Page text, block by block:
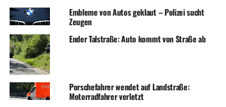
Embleme von Autos geklaut – Polizei sucht
Zeugen
Ender Talstraße: Auto kommt von Straße ab
Porschefahrer wendet auf Landstraße:
Motorradfahrer verletzt